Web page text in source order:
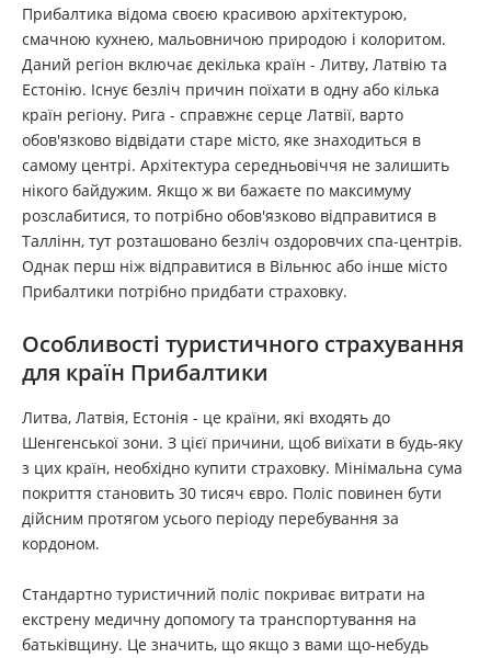
Прибалтика відома своєю красивою архітектурою,
смачною кухнею, мальовничою природою і колоритом.
Даний регіон включає декілька країн - Литву, Латвію та
Естонію. Існує безліч причин поїхати в одну або кілька
країн регіону. Рига - справжнє серце Латвії, варто
обов'язково відвідати старе місто, яке знаходиться в
самому центрі. Архітектура середньовіччя не залишить
нікого байдужим. Якщо ж ви бажаєте по максимуму
розслабитися, то потрібно обов'язково відправитися в
Таллінн, тут розташовано безліч оздоровчих спа-центрів.
Однак перш ніж відправитися в Вільнюс або інше місто
Прибалтики потрібно придбати страховку.
Особливості туристичного страхування
для країн Прибалтики
Литва, Латвія, Естонія - це країни, які входять до
Шенгенської зони. З цієї причини, щоб виїхати в будь-яку
з цих країн, необхідно купити страховку. Мінімальна сума
покриття становить 30 тисяч євро. Поліс повинен бути
дійсним протягом усього періоду перебування за
кордоном.
Стандартно туристичний поліс покриває витрати на
екстрену медичну допомогу та транспортування на
батьківщину. Це значить, що якщо з вами що-небудь